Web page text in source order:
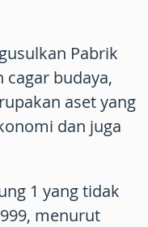
Pabrik
budaya,
aset yang
dan juga
1 yang tidak
menurut